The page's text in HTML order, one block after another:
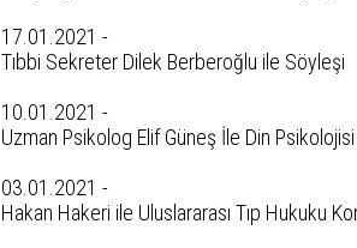
17.01.2021 -
Tıbbi Sekreter Dilek Berberoğlu ile Söyleşi
10.01.2021 -
Uzman Psikolog Elif Güneş İle Din
03.01.2021 -
Hakan Hakeri ile Uluslararası Tıp Hukuku